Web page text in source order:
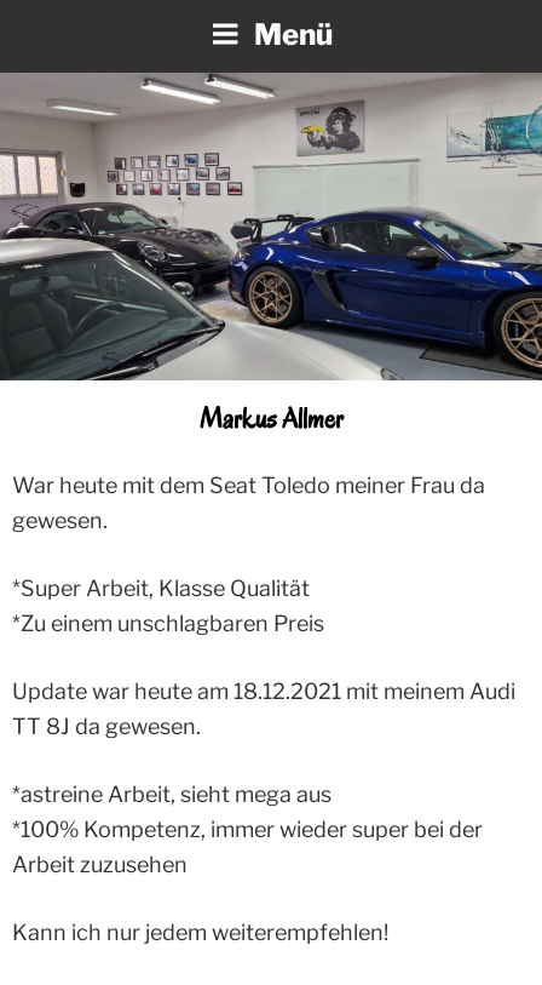
springen
Menü
Markus Allmer
War heute mit dem Seat Toledo meiner Frau da
gewesen.
*Super Arbeit, Klasse Qualität
*Zu einem unschlagbaren Preis
Update war heute am 18.12.2021 mit meinem Audi
TT 8J da gewesen.
*astreine Arbeit, sieht mega aus
*100% Kompetenz, immer wieder super bei der
Arbeit zuzusehen
Kann ich nur jedem weiterempfehlen!